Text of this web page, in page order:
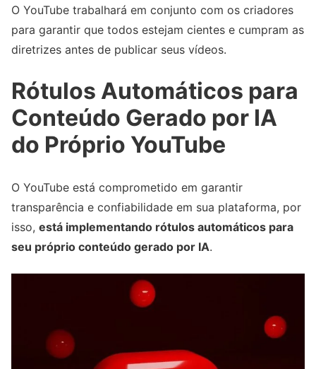
O YouTube trabalhará em conjunto com os criadores
para garantir que todos estejam cientes e cumpram as
diretrizes antes de publicar seus vídeos.
Rótulos Automáticos para
Conteúdo Gerado por IA
do Próprio YouTube
O YouTube está comprometido em garantir
transparência e confiabilidade em sua plataforma, por
isso, está implementando rótulos automáticos para
seu próprio conteúdo gerado por IA.